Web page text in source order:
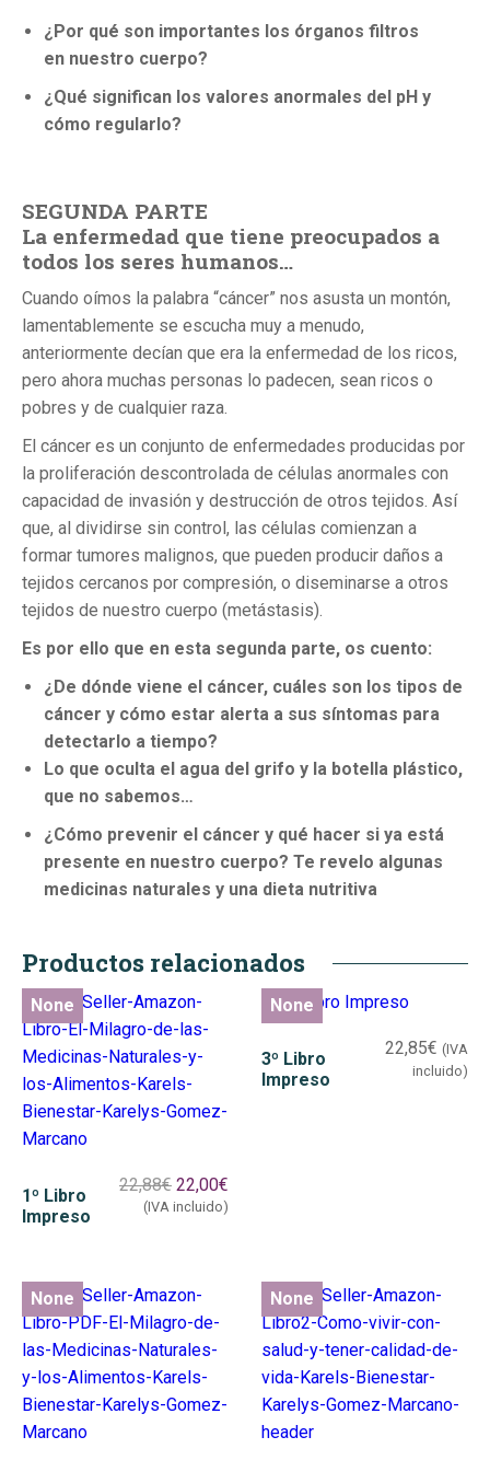
¿Por qué son importantes los órganos filtros
en nuestro cuerpo?
¿Qué significan los valores anormales del pH y
cómo regularlo?
SEGUNDA PARTE
La enfermedad que tiene preocupados a
todos los seres humanos…
Cuando oímos la palabra “cáncer” nos asusta un montón,
lamentablemente se escucha muy a menudo,
anteriormente decían que era la enfermedad de los ricos,
pero ahora muchas personas lo padecen, sean ricos o
pobres y de cualquier raza.
El cáncer es un conjunto de enfermedades producidas por
la proliferación descontrolada de células anormales con
capacidad de invasión y destrucción de otros tejidos. Así
que, al dividirse sin control, las células comienzan a
formar tumores malignos, que pueden producir daños a
tejidos cercanos por compresión, o diseminarse a otros
tejidos de nuestro cuerpo (metástasis).
Es por ello que en esta segunda parte, os cuento:
¿De dónde viene el cáncer, cuáles son los tipos de
cáncer y cómo estar alerta a sus síntomas para
detectarlo a tiempo?
Lo que oculta el agua del grifo y la botella plástico,
que no sabemos…
¿Cómo prevenir el cáncer y qué hacer si ya está
presente en nuestro cuerpo? Te revelo algunas
medicinas naturales y una dieta nutritiva
Productos relacionados
None
None
None
1º Libro
Impreso
22,88€ 22,00€
(IVA incluido)
None
None
None
3º Libro
Impreso
22,85€ (IVA
incluido)
None
None
None None
None
None